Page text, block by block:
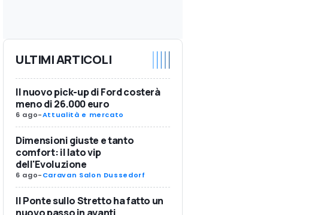
ULTIMI ARTICOLI
Il nuovo pick-up di Ford costerà
meno di 26.000 euro
6 ago-Attualità e mercato
Dimensioni giuste e tanto
comfort: il lato vip
dell'Evoluzione
6 ago-Caravan Salon Dussedorf
Il Ponte sullo Stretto ha fatto un